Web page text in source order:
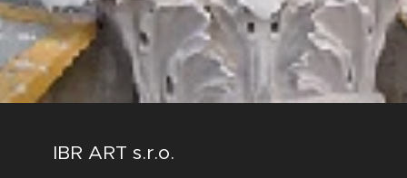
IBR ART s.r.o.